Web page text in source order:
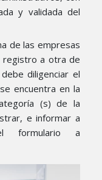
y validada del
de las empresas
registro a otra de
diligenciar el
encuentra en la
(s) de la
e informar a
formulario a